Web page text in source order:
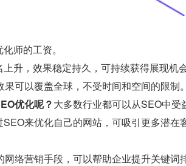
师的工资。
升，效果稳定持久，可持续获得展现机会
果可以覆盖全球，不受时间和空间的限制。
优化呢？大多数行业都可以从SEO中
来优化自己的网站，可吸引更多潜在
络营销手段，可以帮助企业提升关键